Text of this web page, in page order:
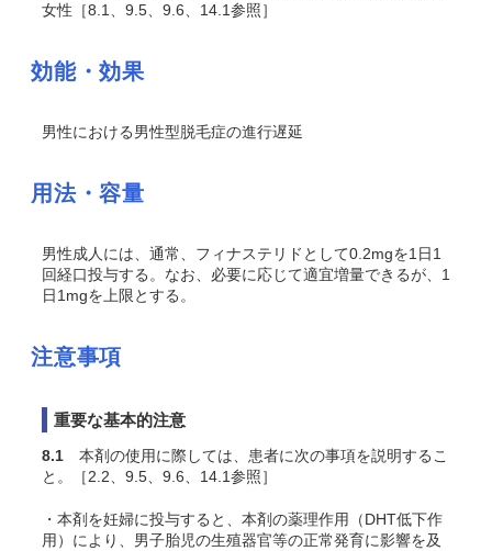
女性［8.1、9.5、9.6、14.1参照］
効能・効果
男性における男性型脱毛症の進行遅延
用法・容量
男性成人には、通常、フィナステリドとして0.2mgを1日1
回経口投与する。なお、必要に応じて適宜増量できるが、1
日1mgを上限とする。
注意事項
重要な基本的注意
8.1 本剤の使用に際しては、患者に次の事項を説明するこ
と。［2.2、9.5、9.6、14.1参照］
・本剤を妊婦に投与すると、本剤の薬理作用（DHT低下作
用）により、男子胎児の生殖器官等の正常発育に影響を及